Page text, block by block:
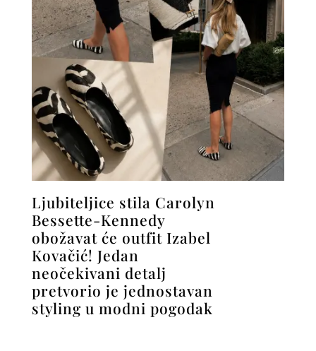
Ljubiteljice stila Carolyn
Bessette-Kennedy
obožavat će outfit Izabel
Kovačić! Jedan
neočekivani detalj
pretvorio je jednostavan
styling u modni pogodak